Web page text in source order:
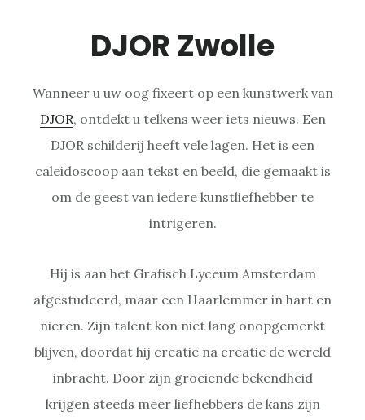
DJOR Zwolle
Wanneer u uw oog fixeert op een kunstwerk van
DJOR, ontdekt u telkens weer iets nieuws. Een
DJOR schilderij heeft vele lagen. Het is een
caleidoscoop aan tekst en beeld, die gemaakt is
om de geest van iedere kunstliefhebber te
intrigeren.
Hij is aan het Grafisch Lyceum Amsterdam
afgestudeerd, maar een Haarlemmer in hart en
nieren. Zijn talent kon niet lang onopgemerkt
blijven, doordat hij creatie na creatie de wereld
inbracht. Door zijn groeiende bekendheid
krijgen steeds meer liefhebbers de kans zijn